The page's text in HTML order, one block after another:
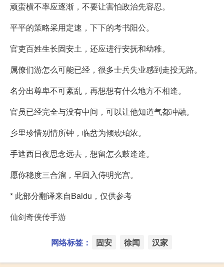
顽蛮横不率应逐渐，不要让害怕政治先容忍。
平平的策略采用定速，下下的考书阳公。
官吏百姓生长固安土，还应进行安抚和幼稚。
属僚们游怎么可能已经，很多士兵失业感到走投无路。
名分出尊卑不可紊乱，再想想有什么地方不相逢。
官员已经完全与没有中间，可以让他知道气都冲融。
乡里珍惜别情所钟，临岔为倾琥珀浓。
手遮西日夜思念远去，想留怎么鼓逢逢。
愿你稳度三合溜，早回入侍明光宫。
* 此部分翻译来自Baidu，仅供参考
仙剑奇侠传手游
网络标签： 固安 徐闻 汉家